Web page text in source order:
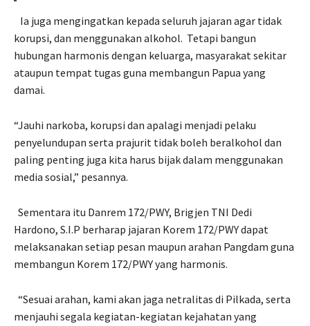
Ia juga mengingatkan kepada seluruh jajaran agar tidak
korupsi, dan menggunakan alkohol. Tetapi bangun
hubungan harmonis dengan keluarga, masyarakat sekitar
ataupun tempat tugas guna membangun Papua yang
damai.
“Jauhi narkoba, korupsi dan apalagi menjadi pelaku
penyelundupan serta prajurit tidak boleh beralkohol dan
paling penting juga kita harus bijak dalam menggunakan
media sosial,” pesannya.
Sementara itu Danrem 172/PWY, Brigjen TNI Dedi
Hardono, S.I.P berharap jajaran Korem 172/PWY dapat
melaksanakan setiap pesan maupun arahan Pangdam guna
membangun Korem 172/PWY yang harmonis.
“Sesuai arahan, kami akan jaga netralitas di Pilkada, serta
menjauhi segala kegiatan-kegiatan kejahatan yang